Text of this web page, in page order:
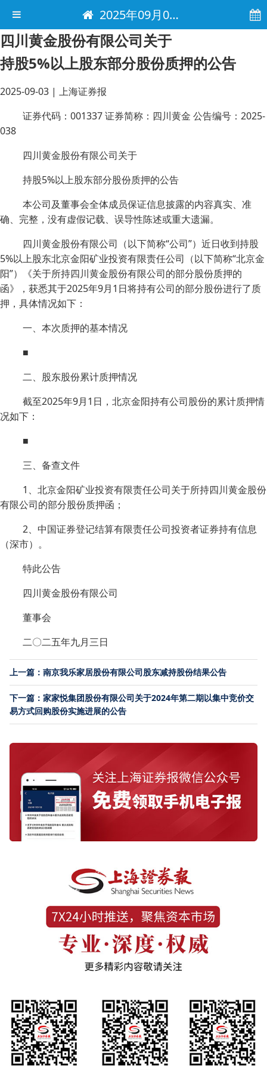
2025年09月03日 电子报
四川黄金股份有限公司关于
持股5%以上股东部分股份质押的公告
2025-09-03 | 上海证券报
证券代码：001337 证券简称：四川黄金 公告编号：2025-
038
四川黄金股份有限公司关于
持股5%以上股东部分股份质押的公告
本公司及董事会全体成员保证信息披露的内容真实、准
确、完整，没有虚假记载、误导性陈述或重大遗漏。
四川黄金股份有限公司（以下简称“公司”）近日收到持股
5%以上股东北京金阳矿业投资有限责任公司（以下简称“北京金
阳”）《关于所持四川黄金股份有限公司的部分股份质押的
函》，获悉其于2025年9月1日将持有公司的部分股份进行了质
押，具体情况如下：
一、本次质押的基本情况
■
二、股东股份累计质押情况
截至2025年9月1日，北京金阳持有公司股份的累计质押情
况如下：
■
三、备查文件
1、北京金阳矿业投资有限责任公司关于所持四川黄金股份
有限公司的部分股份质押函；
2、中国证券登记结算有限责任公司投资者证券持有信息
（深市）。
特此公告
四川黄金股份有限公司
董事会
二〇二五年九月三日
上一篇：南京我乐家居股份有限公司股东减持股份结果公告
下一篇：家家悦集团股份有限公司关于2024年第二期以集中竞价交
易方式回购股份实施进展的公告